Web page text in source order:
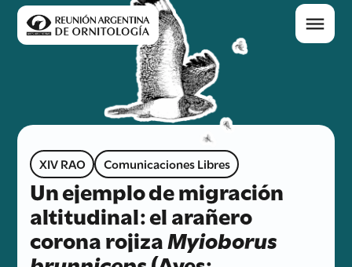
XIV RAO Comunicaciones Libres
Un ejemplo de migración
altitudinal: el arañero
corona rojizaMyioborus